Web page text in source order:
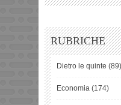
RUBRICHE
Dietro le quinte (89)
Economia (174)